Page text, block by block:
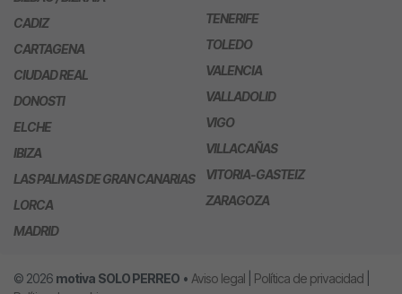
CADIZ
CARTAGENA
CIUDAD REAL
DONOSTI
ELCHE
IBIZA
LAS PALMAS DE GRAN CANARIAS
LORCA
MADRID
TENERIFE
TOLEDO
VALENCIA
VALLADOLID
VIGO
VILLACAÑAS
VITORIA-GASTEIZ
ZARAGOZA
© 2026 motiva SOLO PERREO • Aviso legal Política de privacidad